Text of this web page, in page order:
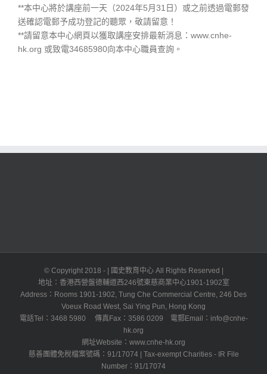
**本中心將於講座前一天（2024年5月31日）或之前透過電郵發
送確認電郵予成功登記的聽眾，敬請留意！
**請留意本中心網頁以獲取講座安排最新消息：www.cnhe-
hk.org 或致電34685980向本中心職員查詢。
© Copyright 2018 -
| 國史教育中心 All Rights Reserved |
地址：香港西營盤德輔道西246號東慈商業中心1901-1902室
Address：Rooms 1901-1902, Tung Che Commercial Centre, 246 Des
Voeux Road West, Sai Ying Pun, Hong Kong
電話Tel：3468 5980 傳真Fax：3586 0209 電郵Email：info@cnhe-
hk.org
網址Website：www.cnhe-hk.org
慈善團體免稅檔案號碼：91/17074 | Tax-exempt Charities - IR File
Number：91/17074